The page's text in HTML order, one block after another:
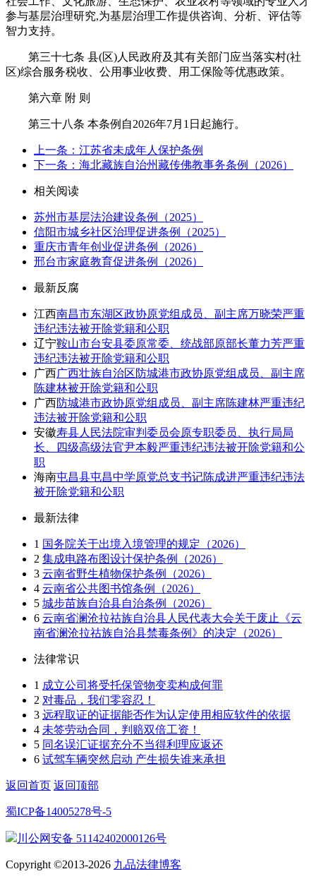
参与基层治理研究,为基层治理工作提供咨询、分析、评估等
智力支持。
第三十七条 县(区)人民政府及其有关部门应当落实村(社
区)综合服务税收、公用事业收费、用工保险等优惠政策。
第六章 附 则
第三十八条 本条例自2026年7月1日起施行。
上一条：江苏省未成年人保护条例
下一条：海北藏族自治州藏传佛教事务条例（2026）
相关阅读
苏州市基层法治建设条例（2025）
信阳市城乡社区治理促进条例（2025）
重庆市青年创业促进条例（2026）
邢台市家庭教育促进条例（2026）
最新反腐
江西南昌市东湖区政协原党组成员、副主席万晓荣严重
违纪违法被开除党籍和公职
辽宁鞍山市台安县委原常委、统战部原部长董力芳严重
违纪违法被开除党籍和公职
广西广西壮族自治区防城港市政协原党组成员、副主席
陈建林被开除党籍和公职
广西防城港市政协原党组成员、副主席陈建林严重违纪
违法被开除党籍和公职
安徽寿县人民法院审判委员会原专职委员、执行局局
长、四级高级法官尹本毅严重违纪违法被开除党籍和公
职
海南屯昌县屯昌中学原党总支书记陈成进严重违纪违法
被开除党籍和公职
最新法律
1 国务院关于出境入境管理的规定（2026）
2 集成电路布图设计保护条例（2026）
3 云南省野生植物保护条例（2026）
4 云南省公共图书馆条例（2026）
5 城步苗族自治县自治条例（2026）
6 云南省澜沧拉祜族自治县人民代表大会关于废止《云
南省澜沧拉祜族自治县禁毒条例》的决定（2026）
法律常识
1 成立公司将受托保管物变卖构成何罪
2 对毒品，我们零容忍！
3 远程取证的证据能否作为认定使用相应软件的依据
4 未签劳动合同，判赔双倍工资！
5 同名误汇证据充分不当得利理应返还
6 试驾车辆突然启动 产生损失谁来承担
返回首页 返回顶部
蜀ICP备14005278号-5
川公网安备 51142402000126号
Copyright ©2013-2026 九品法律博客